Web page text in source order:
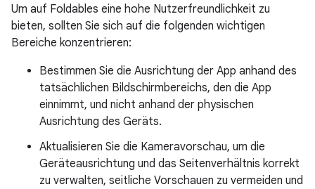
Um auf Foldables eine hohe Nutzerfreundlichkeit zu
bieten, sollten Sie sich auf die folgenden wichtigen
Bereiche konzentrieren:
Bestimmen Sie die Ausrichtung der App anhand des
tatsächlichen Bildschirmbereichs, den die App
einnimmt, und nicht anhand der physischen
Ausrichtung des Geräts.
Aktualisieren Sie die Kameravorschau, um die
Geräteausrichtung und das Seitenverhältnis korrekt
zu verwalten, seitliche Vorschauen zu vermeiden und